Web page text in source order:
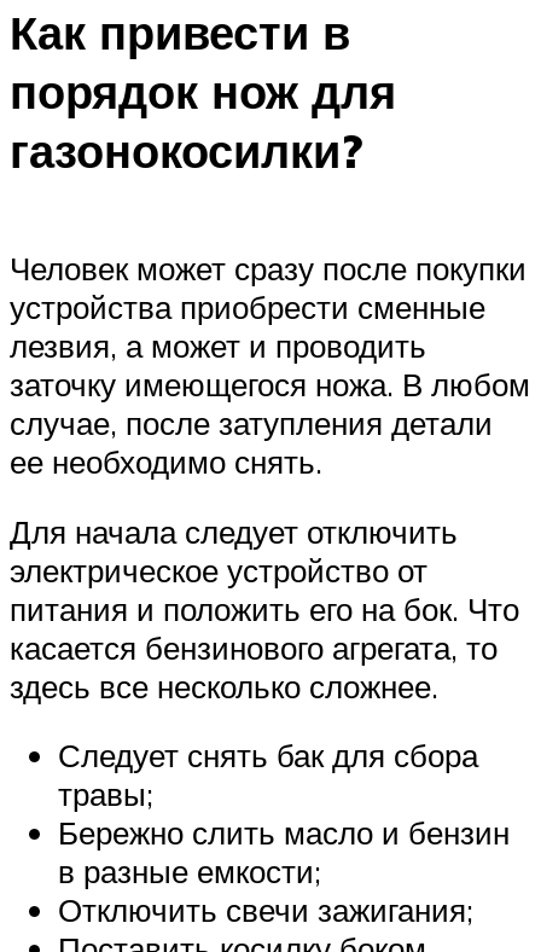
Как привести в
порядок нож для
газонокосилки?
Человек может сразу после покупки
устройства приобрести сменные
лезвия, а может и проводить
заточку имеющегося ножа. В любом
случае, после затупления детали
ее необходимо снять.
Для начала следует отключить
электрическое устройство от
питания и положить его на бок. Что
касается бензинового агрегата, то
здесь все несколько сложнее.
Следует снять бак для сбора
травы;
Бережно слить масло и бензин
в разные емкости;
Отключить свечи зажигания;